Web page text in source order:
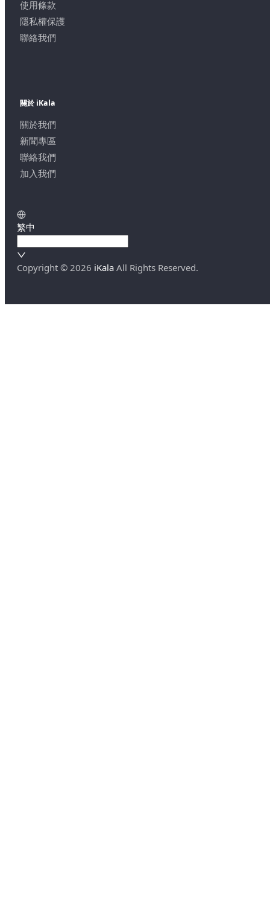
使用條款
隱私權保護
聯絡我們
關於 iKala
關於我們
新聞專區
聯絡我們
加入我們
繁中
Copyright © 2026 iKala All Rights Reserved.